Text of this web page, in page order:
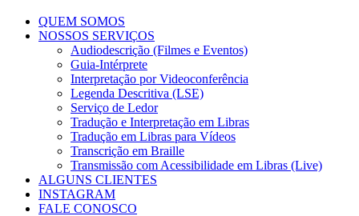
QUEM SOMOS
NOSSOS SERVIÇOS
Audiodescrição (Filmes e Eventos)
Guia-Intérprete
Interpretação por Videoconferência
Legenda Descritiva (LSE)
Serviço de Ledor
Tradução e Interpretação em Libras
Tradução em Libras para Vídeos
Transcrição em Braille
Transmissão com Acessibilidade em Libras (Live)
ALGUNS CLIENTES
INSTAGRAM
FALE CONOSCO